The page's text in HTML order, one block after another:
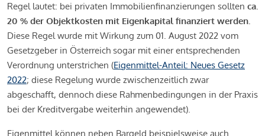
Regel lautet: bei privaten Immobilienfinanzierungen sollten ca.
20 % der Objektkosten mit Eigenkapital finanziert werden.
Diese Regel wurde mit Wirkung zum 01. August 2022 vom
Gesetzgeber in Österreich sogar mit einer entsprechenden
Verordnung unterstrichen (Eigenmittel-Anteil: Neues Gesetz
2022; diese Regelung wurde zwischenzeitlich zwar
abgeschafft, dennoch diese Rahmenbedingungen in der Praxis
bei der Kreditvergabe weiterhin angewendet).
Eigenmittel können neben Bargeld beispielsweise auch